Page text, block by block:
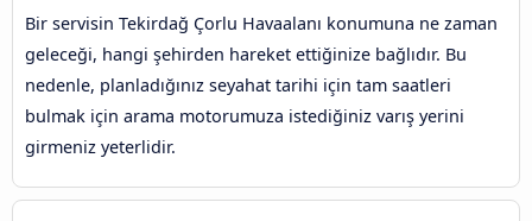
Bir servisin Tekirdağ Çorlu Havaalanı konumuna ne zaman
geleceği, hangi şehirden hareket ettiğinize bağlıdır. Bu
nedenle, planladığınız seyahat tarihi için tam saatleri
bulmak için arama motorumuza istediğiniz varış yerini
girmeniz yeterlidir.